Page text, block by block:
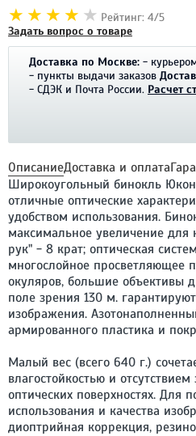
Рейтинг: 4/5
Задать вопрос о товаре
Доставка по Москве: -
- пункты выдачи заказов
- СДЭК и Почта России. Расчет
ОписаниеДоставка и оплата
Широкоугольный бинокль
отличные оптические
удобством использования.
максимальное увеличение
рук" - 8 крат; оптическая
многослойное просветляющее
окуляров, большие объективы
поле зрения 130 м.
изображения.
армированного пластика и
Малый вес (всего 640 г.)
влагостойкостью и
оптических поверхностях. Для
использования и качества
диоптрийная коррекция,